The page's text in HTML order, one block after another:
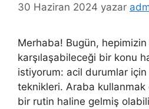
30 Haziran 2024 yazar
Merhaba! Bugün,
karşılaşabileceği bir konu
istiyorum: acil durumlar
teknikleri. Araba
bir rutin haline gelmiş